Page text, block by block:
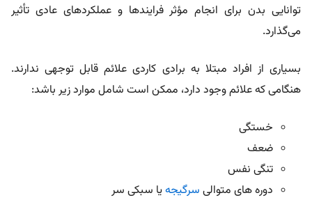
توانایی بدن برای انجام مؤثر فرایندها و عملکردهای عادی تأثیر
می‌گذارد.
بسیاری از افراد مبتلا به برادی کاردی علائم قابل توجهی ندارند.
هنگامی که علائم وجود دارد، ممکن است شامل موارد زیر باشد:
خستگی
ضعف
تنگی نفس
دوره های متوالی سرگیجهیا سبکی سر